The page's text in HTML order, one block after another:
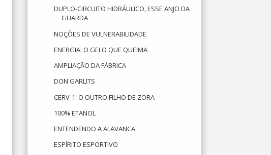
DUPLO-CIRCUITO HIDRÁULICO, ESSE ANJO DA
GUARDA
NOÇÕES DE VULNERABILIDADE
ENERGIA: O GELO QUE QUEIMA
AMPLIAÇÃO DA FÁBRICA
DON GARLITS
CERV-1: O OUTRO FILHO DE ZORA
100% ETANOL
ENTENDENDO A ALAVANCA
ESPÍRITO ESPORTIVO